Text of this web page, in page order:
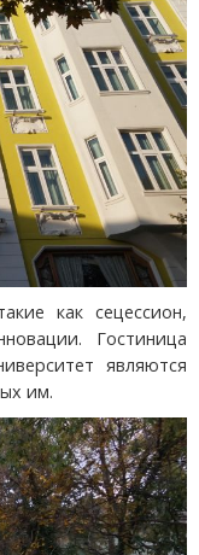
как сецессион,
Гостиница
являются
им.